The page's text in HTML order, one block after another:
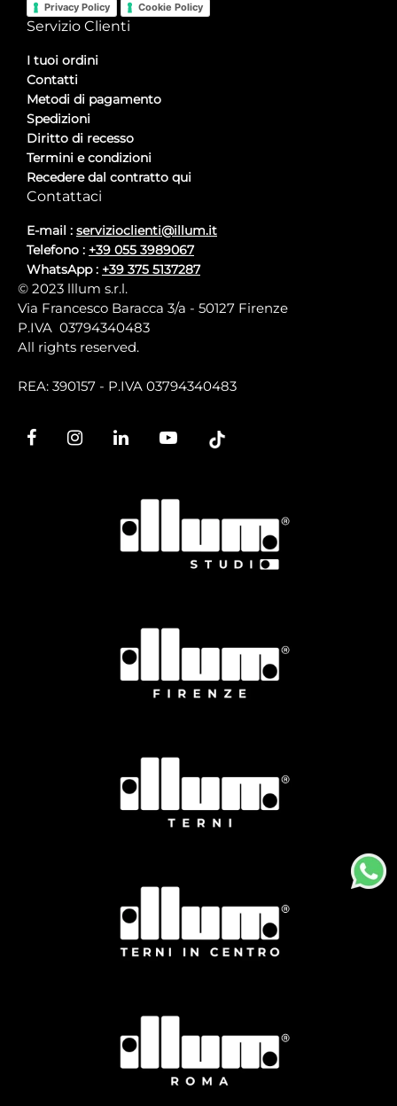
Privacy Policy Cookie Policy
Servizio Clienti
I tuoi ordini
Contatti
Metodi di pagamento
Spedizioni
Diritto di recesso
Termini e condizioni
Recedere dal contratto qui
Contattaci
E-mail : servizioclienti@illum.it
Telefono : +39 055 3989067
WhatsApp : +39 375 5137287
© 2023 lllum s.r.l.
Via Francesco Baracca 3/a - 50127 Firenze
P.IVA 03794340483
All rights reserved.
REA: 390157 - P.IVA 03794340483